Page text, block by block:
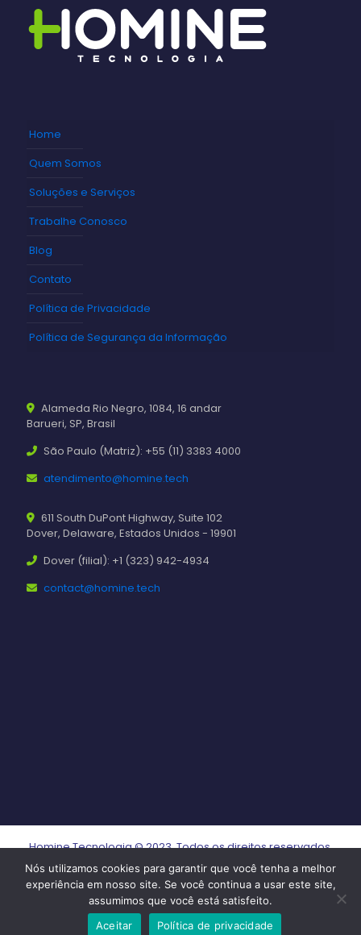
Home
Quem Somos
Soluções e Serviços
Trabalhe Conosco
Blog
Contato
Política de Privacidade
Política de Segurança da Informação
Alameda Rio Negro, 1084, 16 andar
Barueri, SP, Brasil
São Paulo (Matriz): +55 (11) 3383 4000
atendimento@homine.tech
611 South DuPont Highway, Suite 102
Dover, Delaware, Estados Unidos - 19901
Dover (filial): +1 (323) 942-4934
contact@homine.tech
Homine Tecnologia © 2023. Todos os direitos reservados.
Nós utilizamos cookies para garantir que você tenha a melhor
experiência em nosso site. Se você continua a usar este site,
assumimos que você está satisfeito.
Aceitar
Política de privacidade